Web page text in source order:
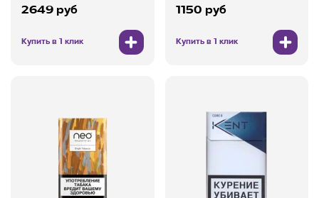
2649 руб
Купить в 1 клик
1150 руб
Купить в 1 клик